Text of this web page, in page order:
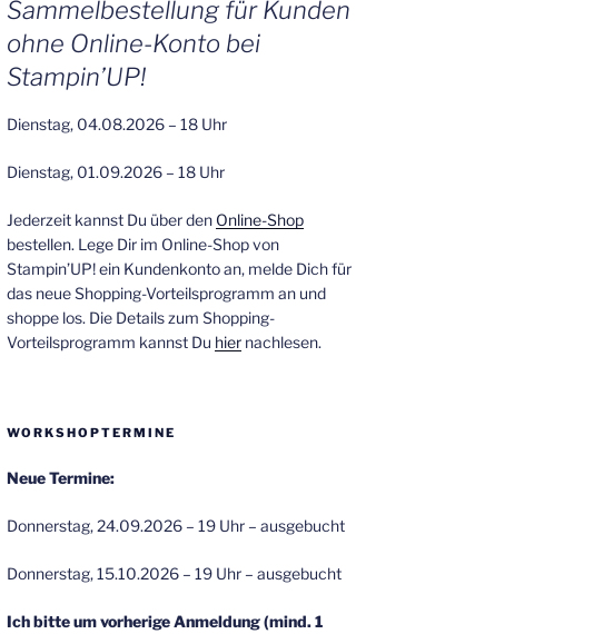
Sammelbestellung für Kunden
ohne Online-Konto bei
Stampin’UP!
Dienstag, 04.08.2026 – 18 Uhr
Dienstag, 01.09.2026 – 18 Uhr
Jederzeit kannst Du über den Online-Shop
bestellen. Lege Dir im Online-Shop von
Stampin’UP! ein Kundenkonto an, melde Dich für
das neue Shopping-Vorteilsprogramm an und
shoppe los. Die Details zum Shopping-
Vorteilsprogramm kannst Du hiernachlesen.
WORKSHOPTERMINE
Neue Termine:
Donnerstag, 24.09.2026 – 19 Uhr – ausgebucht
Donnerstag, 15.10.2026 – 19 Uhr – ausgebucht
Ich bitte um vorherige Anmeldung (mind. 1